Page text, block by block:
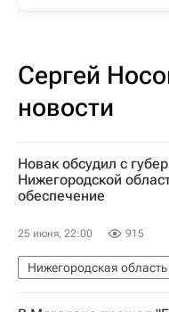
Сергей
новости
Новак обсудил с
Нижегородской
обеспечение
25 июня, 22:00 915
Нижегородская область
Иркутская область